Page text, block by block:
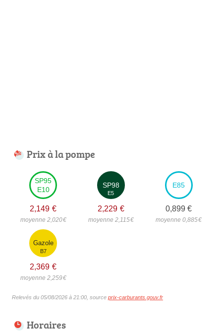
Prix à la pompe
SP95
E10
2,149 €
moyenne 2,020€
SP98
E5
2,229 €
moyenne 2,115€
E85
0,899 €
moyenne 0,885€
Gazole
B7
2,369 €
moyenne 2,259€
Relevés du 05/08/2026 à 21:00, source prix-carburants.gouv.fr
Horaires